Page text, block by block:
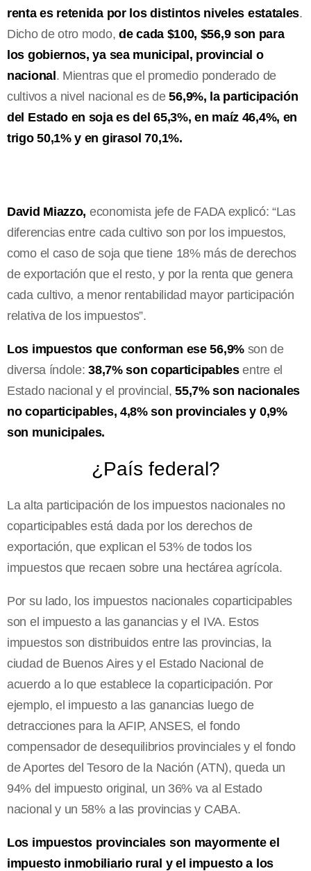
renta es retenida por los distintos niveles estatales.
Dicho de otro modo, de cada $100, $56,9 son para
los gobiernos, ya sea municipal, provincial o
nacional. Mientras que el promedio ponderado de
cultivos a nivel nacional es de56,9%, la participación
del Estado en soja es del 65,3%, en maíz 46,4%, en
trigo 50,1% y en girasol 70,1%.
David Miazzo, economista jefe de FADA explicó: “Las
diferencias entre cada cultivo son por los impuestos,
como el caso de soja que tiene 18% más de derechos
de exportación que el resto, y por la renta que genera
cada cultivo, a menor rentabilidad mayor participación
relativa de los impuestos”.
Los impuestos que conforman ese 56,9%son de
diversa índole:38,7% son coparticipablesentre el
Estado nacional y el provincial,55,7% son nacionales
no coparticipables, 4,8% son provinciales y 0,9%
son municipales.
¿País federal?
La alta participación de los impuestos nacionales no
coparticipables está dada por los derechos de
exportación, que explican el 53% de todos los
impuestos que recaen sobre una hectárea agrícola.
Por su lado, los impuestos nacionales coparticipables
son el impuesto a las ganancias y el IVA. Estos
impuestos son distribuidos entre las provincias, la
ciudad de Buenos Aires y el Estado Nacional de
acuerdo a lo que establece la coparticipación. Por
ejemplo, el impuesto a las ganancias luego de
detracciones para la AFIP, ANSES, el fondo
compensador de desequilibrios provinciales y el fondo
de Aportes del Tesoro de la Nación (ATN), queda un
94% del impuesto original, un 36% va al Estado
nacional y un 58% a las provincias y CABA.
Los impuestos provinciales son mayormente el
impuesto inmobiliario rural y el impuesto a los